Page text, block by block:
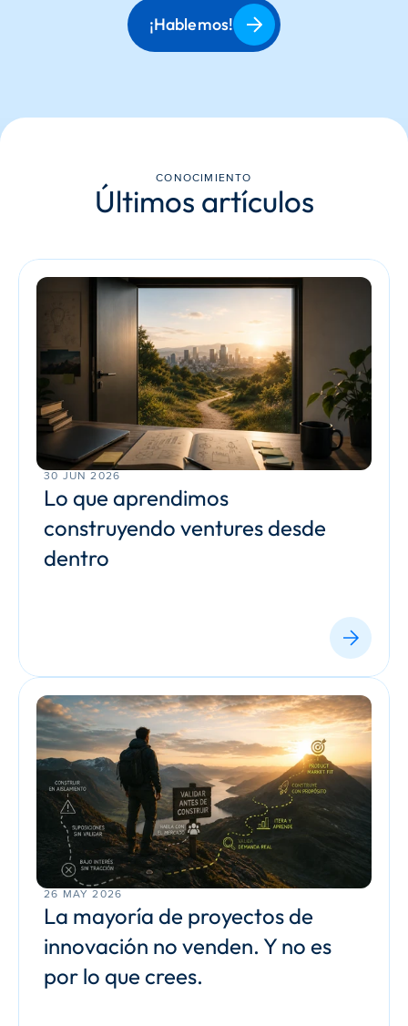
¡Hablemos!
CONOCIMIENTO
Últimos artículos
30 JUN 2026
Lo que aprendimos
construyendo ventures desde
dentro
26 MAY 2026
La mayoría de proyectos de
innovación no venden. Y no es
por lo que crees.